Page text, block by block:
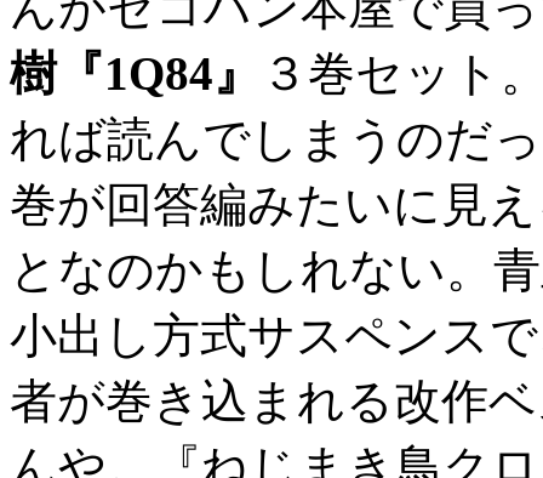
樹『1Q84』
３巻セット
れば読んでしまうのだ
巻が回答編みたいに見
となのかもしれない。
小出し方式サスペンス
者が巻き込まれる改作
んや。『ねじまき鳥ク